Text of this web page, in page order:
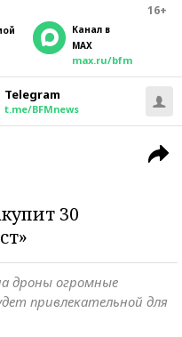
16+
Канал в
MAX
max.ru/bfm
Telegram
t.me/BFMnews
30
дроны огромные
привлекательной для